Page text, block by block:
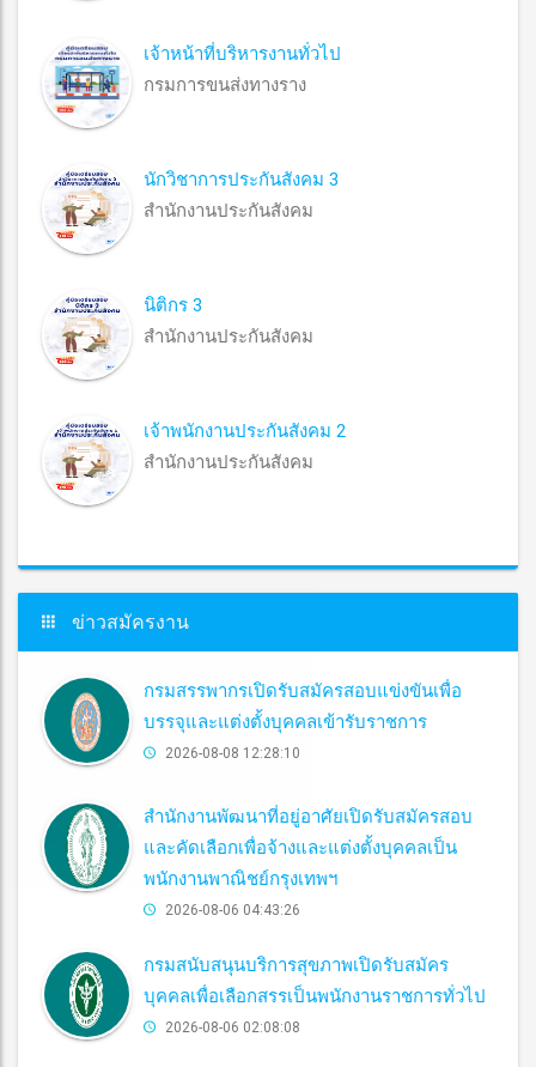
เจ้าหน้าที่บริหารงานทั่วไป
กรมการขนส่งทางราง
นักวิชาการประกันสังคม 3
สำนักงานประกันสังคม
นิติกร 3
สำนักงานประกันสังคม
เจ้าพนักงานประกันสังคม 2
สำนักงานประกันสังคม
ข่าวสมัครงาน
กรมสรรพากรเปิดรับสมัครสอบแข่งขันเพื่อ
บรรจุและแต่งตั้งบุคคลเข้ารับราชการ
2026-08-08 12:28:10
สำนักงานพัฒนาที่อยู่อาศัยเปิดรับสมัครสอบ
และคัดเลือกเพื่อจ้างและแต่งตั้งบุคคลเป็น
พนักงานพาณิชย์กรุงเทพฯ
2026-08-06 04:43:26
กรมสนับสนุนบริการสุขภาพเปิดรับสมัคร
บุคคลเพื่อเลือกสรรเป็นพนักงานราชการทั่วไป
2026-08-06 02:08:08